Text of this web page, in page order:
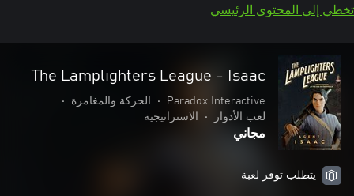
تخطي إلى المحتوى الرئيسي
The Lamplighters League - Isaac
Paradox Interactive
• الحركة والمغامرة
•
لعب الأدوار
• الاستراتيجية
مجاني
يتطلب توفر لعبة